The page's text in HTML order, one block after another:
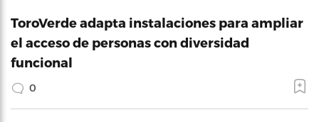
ToroVerde adapta instalaciones para ampliar
el acceso de personas con diversidad
funcional
0